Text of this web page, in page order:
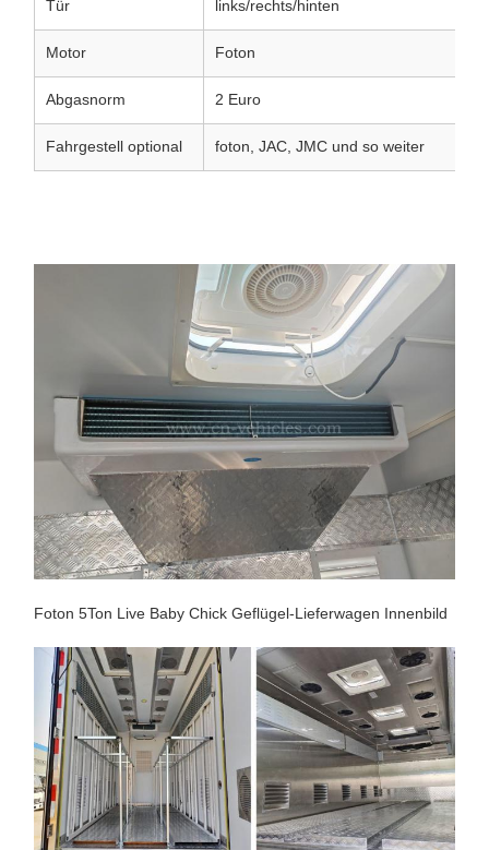
Tür links/rechts/hinten
Motor Foton
Abgasnorm 2 Euro
Fahrgestell optional foton, JAC, JMC und so weiter
Foton 5Ton Live Baby Chick Geflügel-Lieferwagen Innenbild